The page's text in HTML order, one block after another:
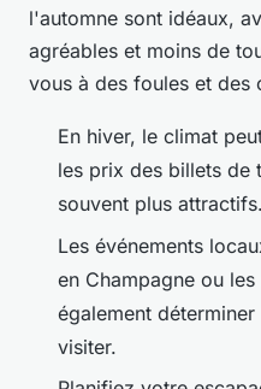
l'automne sont idéaux,
agréables et moins de
vous à des foules et des
En hiver, le climat
les prix des billets de
souvent plus attractifs.
Les événements
en Champagne ou
également
visiter.